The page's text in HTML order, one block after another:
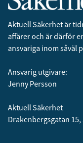
Aktuell Säkerhet är
affärer och är därför
ansvariga inom såväl
Ansvarig utgivare:
Jenny Persson
Aktuell Säkerhet
Drakenbergsgatan